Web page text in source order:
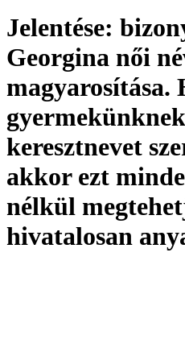
Jelentése:
Georgina női
magyarosítása.
keresztnevet
akkor ezt
nélkül
hivatalosan